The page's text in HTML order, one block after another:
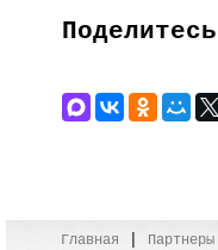
Главная Партнеры